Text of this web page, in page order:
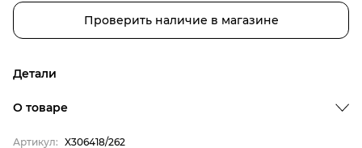
Проверить наличие в магазине
Детали
Бренд
О товаре
Артикул: X306418/262